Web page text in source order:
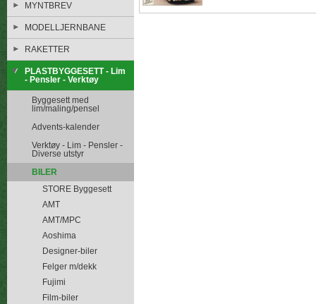
MYNTBREV
MODELLJERNBANE
RAKETTER
PLASTBYGGESETT - Lim
- Pensler - Verktøy
Byggesett med
lim/maling/pensel
Advents-kalender
Verktøy - Lim - Pensler -
Diverse utstyr
BILER
STORE Byggesett
AMT
AMT/MPC
Aoshima
Designer-biler
Felger m/dekk
Fujimi
Film-biler